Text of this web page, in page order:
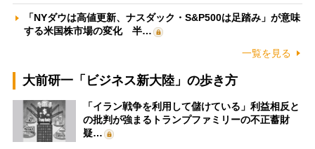
「NYダウは高値更新、ナスダック・S&P500は足踏み」が意味
する米国株市場の変化 半…
一覧を見る
大前研一「ビジネス新大陸」の歩き方
「イラン戦争を利用して儲けている」利益相反と
の批判が強まるトランプファミリーの不正蓄財
疑…